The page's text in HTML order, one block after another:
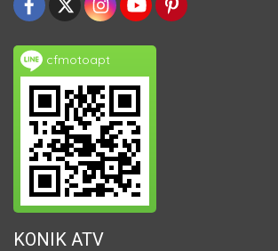
cfmotoapt
KONIK ATV